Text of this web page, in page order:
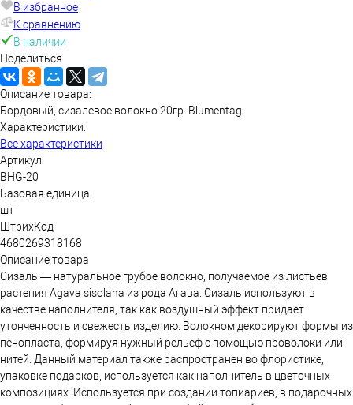
В избранное
К сравнению
В наличии
Поделиться
Описание товара:
Бордовый, сизалевое волокно 20гр. Blumentag
Характеристики:
Все характеристики
Артикул
BHG-20
Базовая единица
шт
ШтрихКод
4680269318168
Описание товара
Сизаль — натуральное грубое волокно, получаемое из листьев
растения Agava sisolana из рода Агава. Сизаль используют в
качестве наполнителя, так как воздушный эффект придает
утонченность и свежесть изделию. Волокном декорируют формы из
пенопласта, формируя нужный рельеф с помощью проволоки или
нитей. Данный материал также распространен во флористике,
упаковке подарков, используется как наполнитель в цветочных
композициях. Используется при создании топиариев, в подарочных